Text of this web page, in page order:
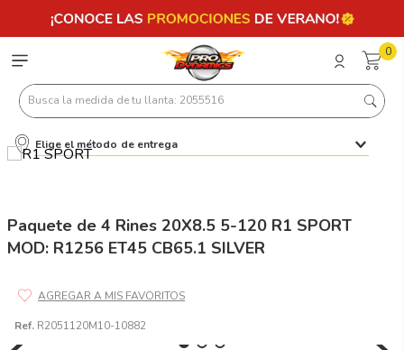
0
Busca la medida de tu llanta: 2055516
Elige el método de entrega
Paquete de 4 Rines 20X8.5 5-120 R1 SPORT
MOD: R1256 ET45 CB65.1 SILVER
Ref. R2051120M10-10882
Términos más buscados
3 225
6 185